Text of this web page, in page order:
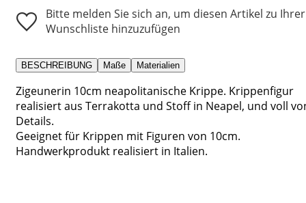
Bitte melden Sie sich an, um diesen Artikel zu Ihrer
Wunschliste hinzuzufügen
BESCHREIBUNG Maße Materialien
Zigeunerin 10cm neapolitanische Krippe. Krippenfigur
realisiert aus Terrakotta und Stoff in Neapel, und voll
Details.
Geeignet für Krippen mit Figuren von 10cm.
Handwerkprodukt realisiert in Italien.